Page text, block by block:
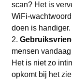
scan? Het is
WiFi-
doen is handiger.
mensen
Het is niet zo
opkomt bij het